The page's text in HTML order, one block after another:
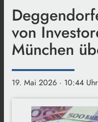
von
München
19. Mai 2026 · 10:44 Uhr